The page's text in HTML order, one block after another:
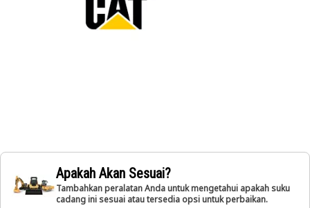
Apakah Akan Sesuai?
Tambahkan peralatan Anda untuk mengetahui apakah suku
cadang ini sesuai atau tersedia opsi untuk perbaikan.